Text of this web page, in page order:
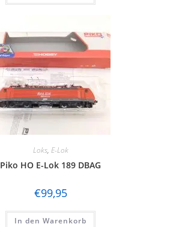
Loks, E-Lok
Piko HO E-Lok 189 DBAG
€99,95
In den Warenkorb